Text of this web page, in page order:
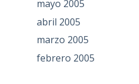
mayo 2005
abril 2005
marzo 2005
febrero 2005